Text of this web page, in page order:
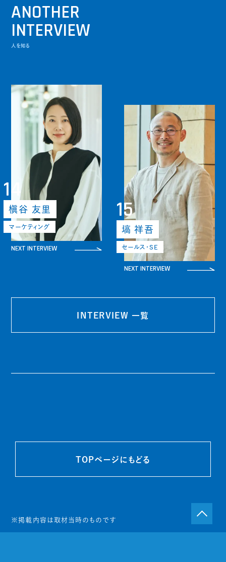
ANOTHER
INTERVIEW
人を知る
14
槇谷 友里
マーケティング
NEXT INTERVIEW
15
塙 祥吾
セールス・SE
NEXT INTERVIEW
INTERVIEW 一覧
TOPページにもどる
※掲載内容は取材当時のものです